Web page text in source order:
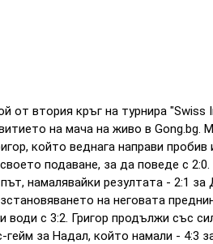
от втория кръг на турнира "Swiss
на мача на живо в Gong.bg.
който веднага направи пробив
подаване, за да поведе с
намалявайки резултата - 2:1 за
на неговата
с 3:2. Григор продължи със
за Надал, който намали - 4:3